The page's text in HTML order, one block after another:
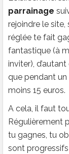
parrainage
rejoindre le
réglée te fait
fantastique (à
inviter),
que pendant un
moins 15 euros.
A cela, il faut
Régulièrement
tu gagnes, tu
sont progressifs